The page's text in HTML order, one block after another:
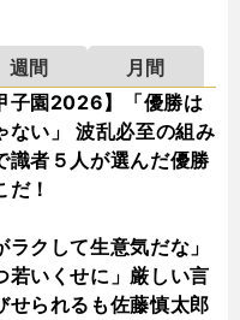
週間
月間
子園2026】「優勝は
ない」 波乱必至の組み
識者５人が選んだ優勝
だ！
ラクして生意気だな」
若いくせに」厳しい言
せられるも佐藤慎太郎